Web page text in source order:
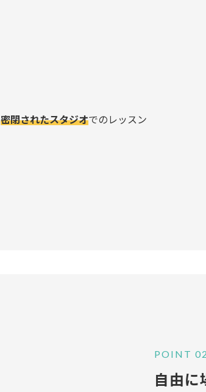
密閉されたスタジオでのレッスン
POINT 02
自由に